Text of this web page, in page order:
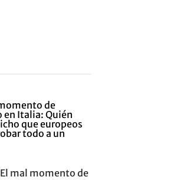
El mal momento de